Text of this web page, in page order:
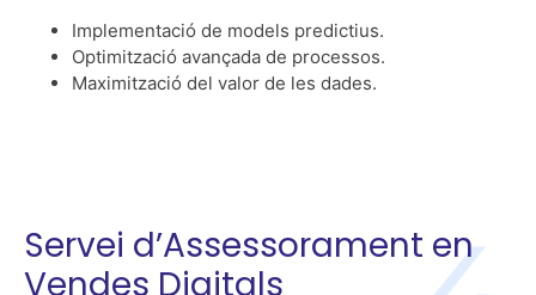
Implementació de models predictius.
Optimització avançada de processos.
Maximització del valor de les dades.
Servei d’Assessorament en
Vendes Digitals